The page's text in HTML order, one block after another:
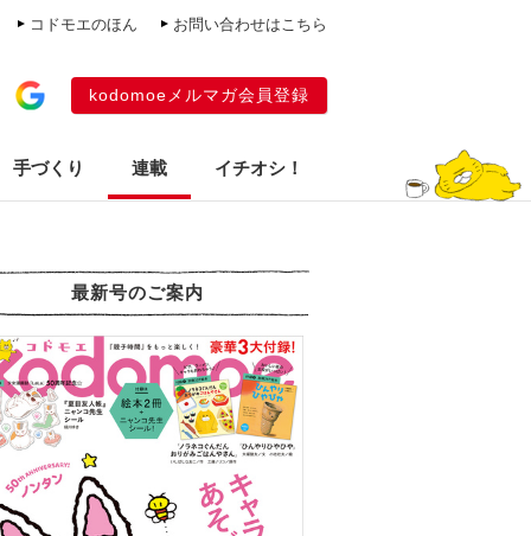
コドモエのほん お問い合わせはこちら
kodomoeメルマガ会員登録
手づくり 連載 イチオシ！
最新号のご案内